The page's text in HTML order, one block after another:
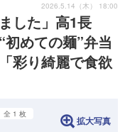
した」高1長
めての麺”弁当
彩り綺麗で食欲
2026.5.14（木） 18:00
全 1 枚
拡大写真